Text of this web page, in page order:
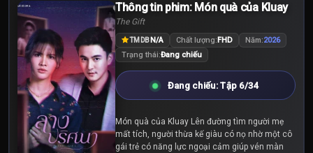
Thông tin phim: Món quà của Kluay
The Gift
TMDBN/A Chất lượng:FHD Năm:2026
Trạng thái:Đang chiếu
Đang chiếu: Tập 6/34
Món quà của Kluay Lên đường tìm người mẹ
mất tích, người thừa kế giàu có nọ nhờ một cô
gái trẻ có năng lực ngoại cảm giúp vén màn